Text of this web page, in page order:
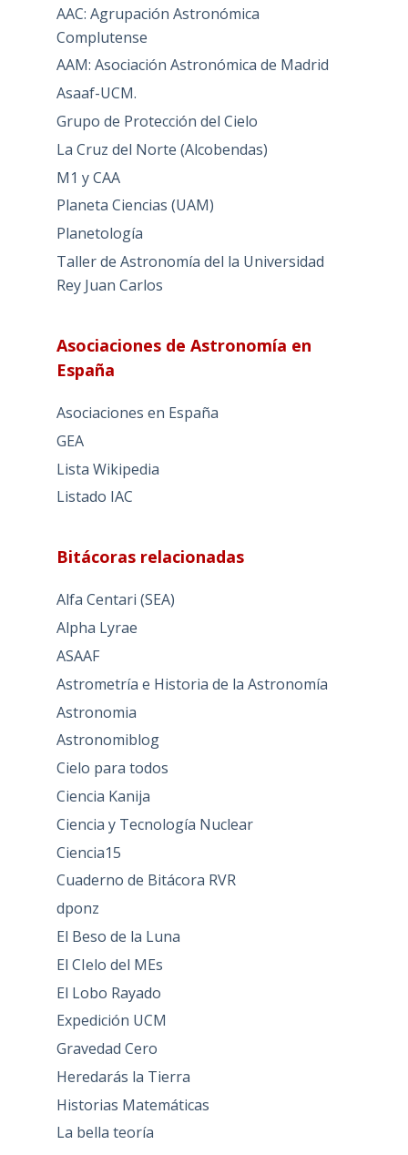
AAC: Agrupación Astronómica
Complutense
AAM: Asociación Astronómica de Madrid
Asaaf-UCM.
Grupo de Protección del Cielo
La Cruz del Norte (Alcobendas)
M1 y CAA
Planeta Ciencias (UAM)
Planetología
Taller de Astronomía del la Universidad
Rey Juan Carlos
Asociaciones de Astronomía en
España
Asociaciones en España
GEA
Lista Wikipedia
Listado IAC
Bitácoras relacionadas
Alfa Centari (SEA)
Alpha Lyrae
ASAAF
Astrometría e Historia de la Astronomía
Astronomia
Astronomiblog
Cielo para todos
Ciencia Kanija
Ciencia y Tecnología Nuclear
Ciencia15
Cuaderno de Bitácora RVR
dponz
El Beso de la Luna
El CIelo del MEs
El Lobo Rayado
Expedición UCM
Gravedad Cero
Heredarás la Tierra
Historias Matemáticas
La bella teoría